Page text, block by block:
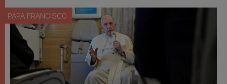
PAPA FRANCISCO